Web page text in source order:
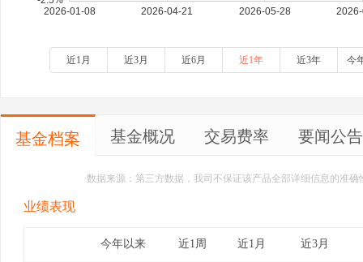
近1月 近3月 近6月 近1年 近3年 今
基金档案 基金概况 交易费率 要闻公告
数据来源：第三方数据，我司不保证该产品全部详细信息的准
业绩表现
今年以来 近1周 近1月 近3月